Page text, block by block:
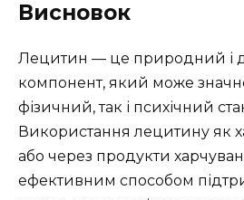
Висновок
Лецитин — це природний і
компонент, який може
фізичний, так і психічний
Використання лецитину як
або через продукти
ефективним способом